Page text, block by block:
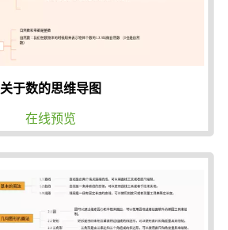
关于数的思维导图
在线预览